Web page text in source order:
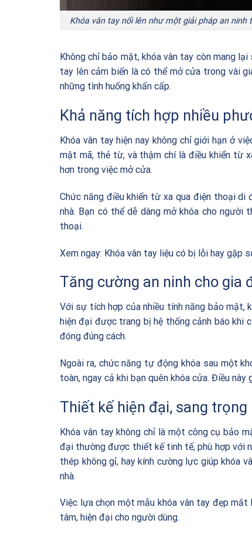
Khóa vân tay nổi lên như một giải pháp an
Không chỉ bảo mật, khóa vân tay còn mang
tay lên cảm biến là có thể mở cửa trong vài
những tình huống khẩn cấp.
Khả năng tích hợp nhiều
Khóa vân tay hiện nay không chỉ giới hạn ở
mật mã, thẻ từ, và thậm chí là điều khiển từ
hơn trong việc mở cửa.
Chức năng điều khiển từ xa qua điện thoại
nhà. Bạn có thể dễ dàng mở khóa cho
thoại.
Xem ngay: Khóa vân tay liệu có bị lỗi hay gặp
Tăng cường an ninh cho gia
Với sự tích hợp của nhiều tính năng bảo mật,
hiện đại được trang bị hệ thống cảnh báo khi
đóng đúng cách.
Ngoài ra, chức năng tự động khóa sau một
toàn, ngay cả khi bạn quên khóa cửa. Điều
Thiết kế hiện đại, sang trọng
Khóa vân tay không chỉ là một công cụ bảo
đại thường được thiết kế tinh tế, phù hợp với
thép không gỉ, hay kính cường lực giúp khóa
nhà.
Việc lựa chọn một mẫu khóa vân tay đẹp
tâm, hiện đại cho người dùng.